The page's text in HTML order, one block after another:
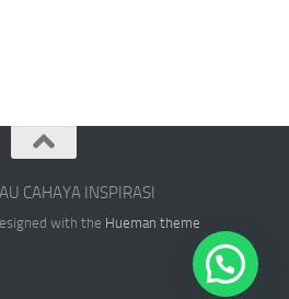
CAHAYA INSPIRASI
with the Hueman theme